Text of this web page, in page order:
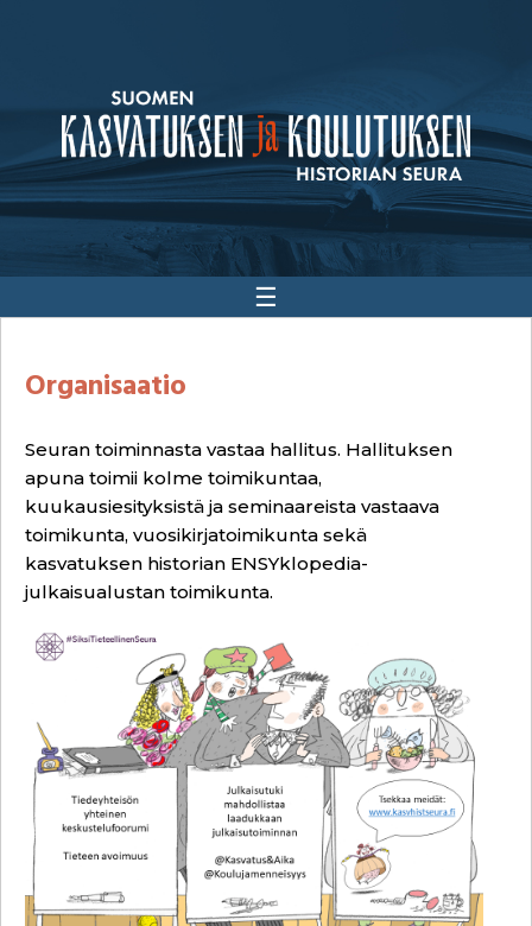
☰
Organisaatio
Seuran toiminnasta vastaa hallitus. Hallituksen
apuna toimii kolme toimikuntaa,
kuukausiesityksistä ja seminaareista vastaava
toimikunta, vuosikirjatoimikunta sekä
kasvatuksen historian ENSYklopedia-
julkaisualustan toimikunta.